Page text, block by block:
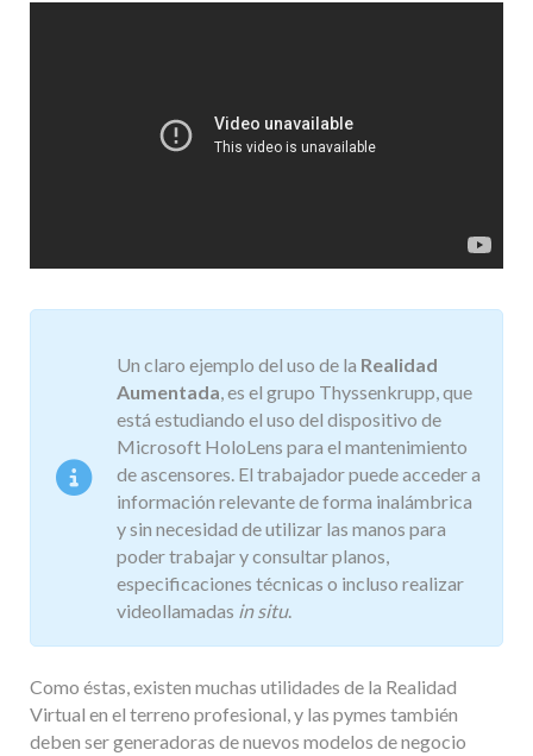
Un claro ejemplo del uso de la Realidad
Aumentada, es el grupo Thyssenkrupp, que
está estudiando el uso del dispositivo de
Microsoft HoloLens para el mantenimiento
de ascensores. El trabajador puede acceder a
información relevante de forma inalámbrica
y sin necesidad de utilizar las manos para
poder trabajar y consultar planos,
especificaciones técnicas o incluso realizar
videollamadas in situ.
Como éstas, existen muchas utilidades de la Realidad
Virtual en el terreno profesional, y las pymes también
deben ser generadoras de nuevos modelos de negocio